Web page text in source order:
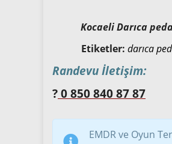
Kocaeli Darıca
Etiketler: darıca
Randevu İletişim:
? 0 850 840 87 87
EMDR ve Oyun